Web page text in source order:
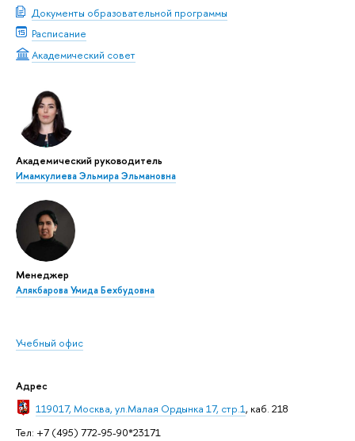
Документы образовательной программы
Расписание
Академический совет
Академический руководитель
Имамкулиева Эльмира Эльмановна
Менеджер
Алякбарова Умида Бехбудовна
Учебный офис
Адрес
119017, Москва, ул.Малая Ордынка 17, стр.1, каб. 218
Тел: +7 (495) 772-95-90*23171